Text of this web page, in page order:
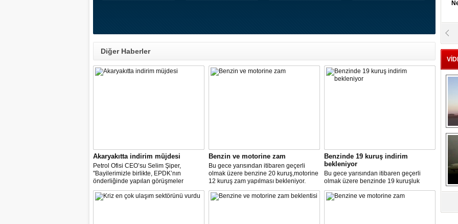
Diğer Haberler
Akaryakıtta indirim müjdesi
Petrol Ofisi CEO’su Selim Şiper,
"Bayilerimizle birlikte, EPDK’nın
önderliğinde yapılan görüşmeler
sonucunda, dağıtım masraf
paylarımızdan fedakârlık ederek
Benzin ve motorine zam
Bu gece yarısından itibaren geçerli
olmak üzere benzine 20 kuruş,motorine
12 kuruş zam yapılması bekleniyor.
Benzinde 19 kuruş indirim
bekleniyor
Bu gece yarısından itibaren geçerli
olmak üzere benzinde 19 kuruşluk
indirim gerçekleşti.